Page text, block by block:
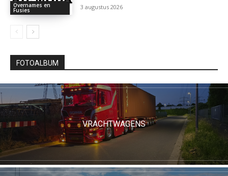
Overnames en
Fusies 3 augustus 2026
FOTOALBUM
VRACHTWAGENS